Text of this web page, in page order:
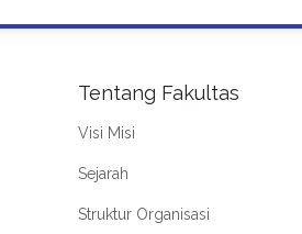
Tentang Fakultas
Visi Misi
Sejarah
Struktur Organisasi